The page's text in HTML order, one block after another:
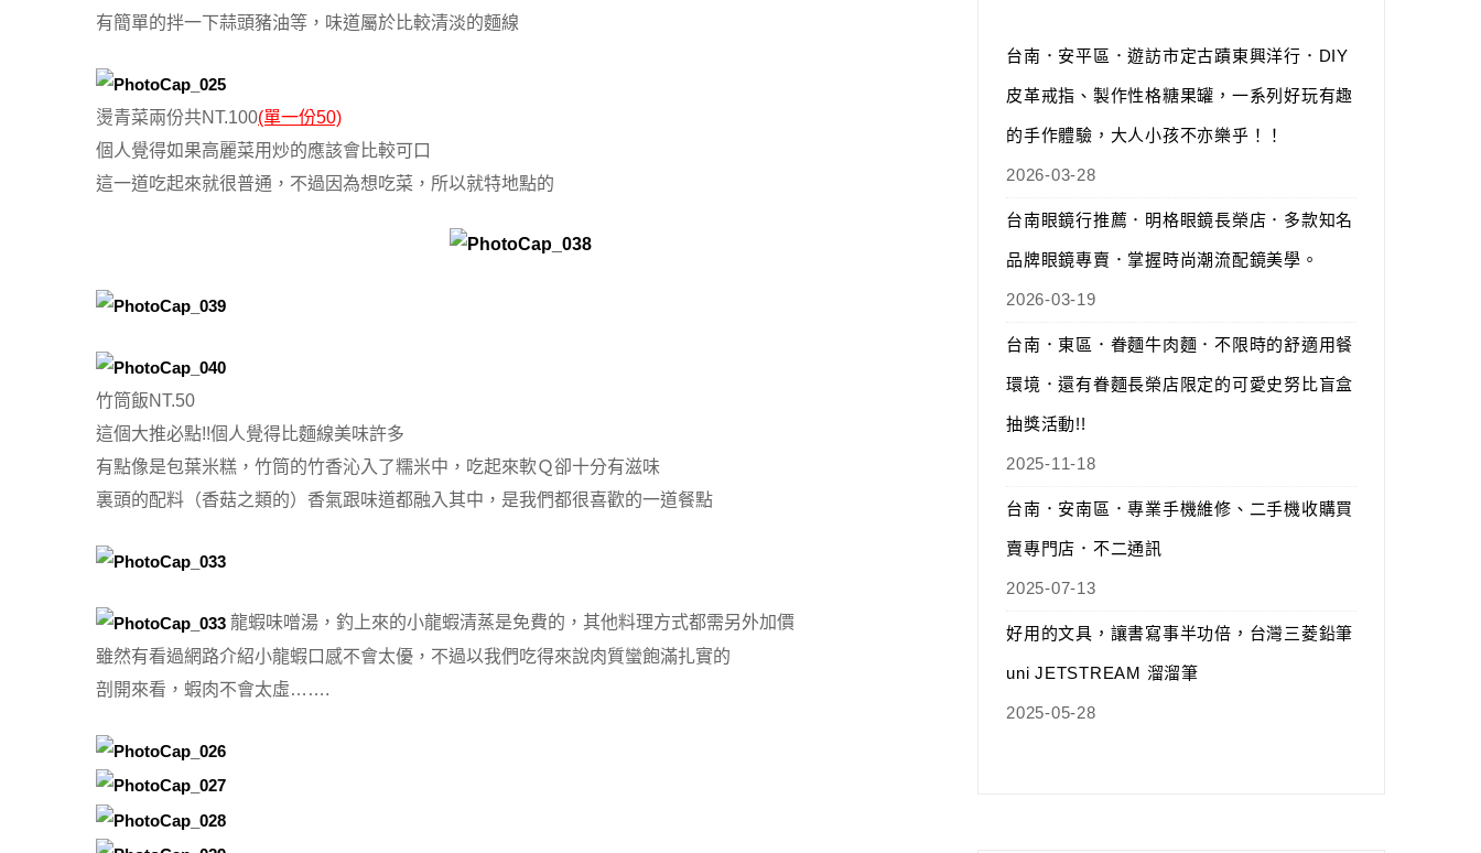
有簡單的拌一下蒜頭豬油等，味道屬於比較清淡的麵線
燙青菜兩份共NT.100(單一份50)
個人覺得如果高麗菜用炒的應該會比較可口
這一道吃起來就很普通，不過因為想吃菜，所以就特地點的
竹筒飯NT.50
這個大推必點!!個人覺得比麵線美味許多
有點像是包葉米糕，竹筒的竹香沁入了糯米中，吃起來軟Ｑ卻十分有滋味
裏頭的配料（香菇之類的）香氣跟味道都融入其中，是我們都很喜歡的一道餐點
龍蝦味噌湯，釣上來的小龍蝦清蒸是免費的，其他料理方式都需另外加價
雖然有看過網路介紹小龍蝦口感不會太優，不過以我們吃得來說肉質蠻飽滿扎實的
剖開來看，蝦肉不會太虛…….
台南．安平區．遊訪市定古蹟東興洋行．DIY
皮革戒指、製作性格糖果罐，一系列好玩有趣
的手作體驗，大人小孩不亦樂乎！！
2026-03-28
台南眼鏡行推薦．明格眼鏡長榮店．多款知名
品牌眼鏡專賣．掌握時尚潮流配鏡美學。
2026-03-19
台南．東區．眷麵牛肉麵．不限時的舒適用餐
環境．還有眷麵長榮店限定的可愛史努比盲盒
抽獎活動!!
2025-11-18
台南．安南區．專業手機維修、二手機收購買
賣專門店．不二通訊
2025-07-13
好用的文具，讓書寫事半功倍，台灣三菱鉛筆
uni JETSTREAM 溜溜筆
2025-05-28